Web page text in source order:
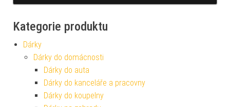
Kategorie produktu
Dárky
Dárky do domácnosti
Dárky do auta
Dárky do kanceláře a pracovny
Dárky do koupelny